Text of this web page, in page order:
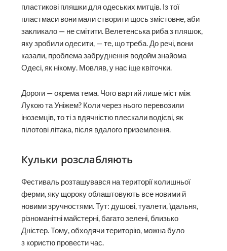
пластикові пляшки для одеських митців. Із тої
пластмаси вони мали створити щось змістовне, аби
закликало — не смітити. Велетенська риба з пляшок,
яку зробили одесити, — те, що треба. До речі, вони
казали, проблема забруднення водойм знайома
Одесі, як нікому. Мовляв, у нас іще квіточки.
Дороги — окрема тема. Чого вартий лише міст між
Лукою та Уніжем? Коли через нього перевозили
іноземців, то ті з вдячністю плескали водієві, як
пілотові літака, після вдалого приземлення.
Кульки розслабляють
Фестиваль розташувався на території колишньої
ферми, яку щороку облаштовують все новими й
новими зручностями. Тут: душові, туалети, їдальня,
різноманітні майстерні, багато зелені, близько
Дністер. Тому, обходячи територію, можна було
з користю провести час.